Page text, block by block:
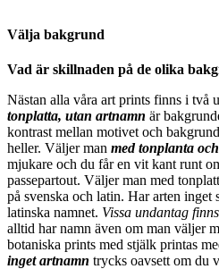
Välja bakgrund
Vad är skillnaden på de olika
Nästan alla våra art prints finns i två
tonplatta, utan artnamn är
kontrast mellan motivet och
heller. Väljer man med tonplanta
mjukare och du får en vit kant runt
passepartout. Väljer man med
på svenska och latin. Har arten inget
latinska namnet. Vissa undantag finns
alltid har namn även om man väljer
botaniska prints med stjälk printas
inget artnamn trycks oavsett om du